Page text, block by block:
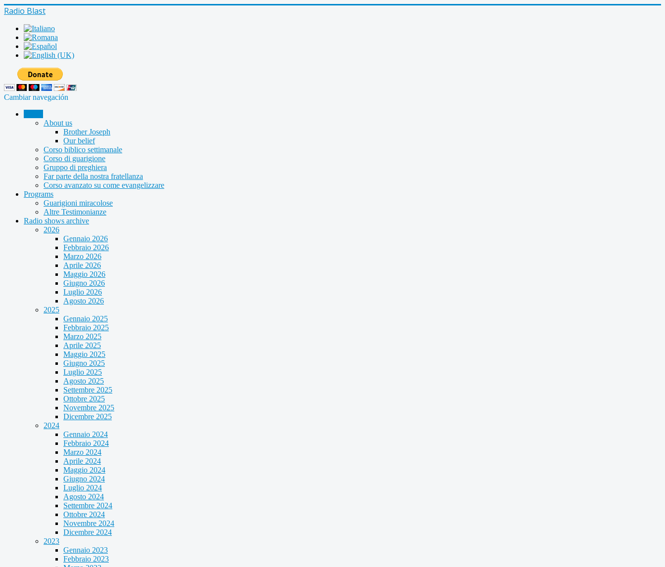
Radio Blast
Cambiar navegación
About us
Brother Joseph
Our belief
Corso biblico settimanale
Corso di guarigione
Gruppo di preghiera
Far parte della nostra fratellanza
Corso avanzato su come evangelizzare
Programs
Guarigioni miracolose
Altre Testimonianze
Radio shows archive
2026
Gennaio 2026
Febbraio 2026
Marzo 2026
Aprile 2026
Maggio 2026
Giugno 2026
Luglio 2026
Agosto 2026
2025
Gennaio 2025
Febbraio 2025
Marzo 2025
Aprile 2025
Maggio 2025
Giugno 2025
Luglio 2025
Agosto 2025
Settembre 2025
Ottobre 2025
Novembre 2025
Dicembre 2025
2024
Gennaio 2024
Febbraio 2024
Marzo 2024
Aprile 2024
Maggio 2024
Giugno 2024
Luglio 2024
Agosto 2024
Settembre 2024
Ottobre 2024
Novembre 2024
Dicembre 2024
2023
Gennaio 2023
Febbraio 2023